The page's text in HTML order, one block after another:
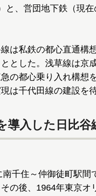
と、営団地下鉄（現
は私鉄の都心直通構
とした。浅草線は京
の都心乗り入れ構想
は千代田線の建設を
導入した日比谷
千住～仲御徒町駅間
の後、1964年東京